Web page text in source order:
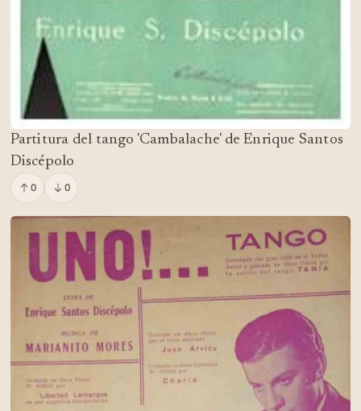
Partitura del tango 'Cambalache' de Enrique Santos
Discépolo
0 0